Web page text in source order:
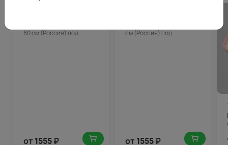
60 см (Россия) под
от 1555₽
см (Россия) под
от 1555₽